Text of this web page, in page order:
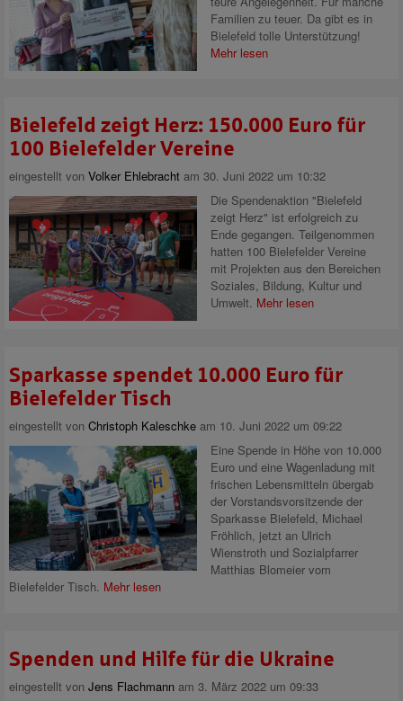
Familien zu teuer. Da gibt es in
Bielefeld tolle Unterstützung!
Mehr lesen
Bielefeld zeigt Herz: 150.000 Euro für
100 Bielefelder Vereine
eingestellt von Volker Ehlebracht am 30. Juni 2022 um 10:32
Die Spendenaktion "Bielefeld
zeigt Herz" ist erfolgreich zu
Ende gegangen. Teilgenommen
hatten 100 Bielefelder Vereine
mit Projekten aus den Bereichen
Soziales, Bildung, Kultur und
Umwelt. Mehr lesen
Sparkasse spendet 10.000 Euro für
Bielefelder Tisch
eingestellt von Christoph Kaleschke am 10. Juni 2022 um 09:22
Eine Spende in Höhe von 10.000
Euro und eine Wagenladung mit
frischen Lebensmitteln übergab
der Vorstandsvorsitzende der
Sparkasse Bielefeld, Michael
Fröhlich, jetzt an Ulrich
Wienstroth und Sozialpfarrer
Matthias Blomeier vom
Bielefelder Tisch. Mehr lesen
Spenden und Hilfe für die Ukraine
eingestellt von Jens Flachmann am 3. März 2022 um 09:33